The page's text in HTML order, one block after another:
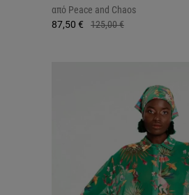
από Peace and Chaos
87,50 €
125,00 €